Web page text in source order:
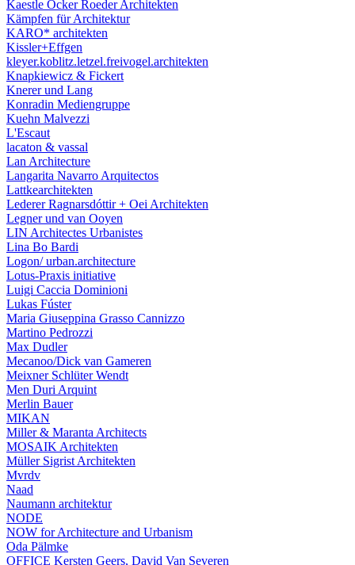
Kaestle Ocker Roeder Architekten
Kämpfen für Architektur
KARO* architekten
Kissler+Effgen
kleyer.koblitz.letzel.freivogel.architekten
Knapkiewicz & Fickert
Knerer und Lang
Konradin Mediengruppe
Kuehn Malvezzi
L'Escaut
lacaton & vassal
Lan Architecture
Langarita Navarro Arquitectos
Lattkearchitekten
Lederer Ragnarsdóttir + Oei Architekten
Legner und van Ooyen
LIN Architectes Urbanistes
Lina Bo Bardi
Logon/ urban.architecture
Lotus-Praxis initiative
Luigi Caccia Dominioni
Lukas Fúster
Maria Giuseppina Grasso Cannizzo
Martino Pedrozzi
Max Dudler
Mecanoo/Dick van Gameren
Meixner Schlüter Wendt
Men Duri Arquint
Merlin Bauer
MIKAN
Miller & Maranta Architects
MOSAIK Architekten
Müller Sigrist Architekten
Mvrdv
Naad
Naumann architektur
NODE
NOW for Architecture and Urbanism
Oda Pälmke
OFFICE Kersten Geers, David Van Severen